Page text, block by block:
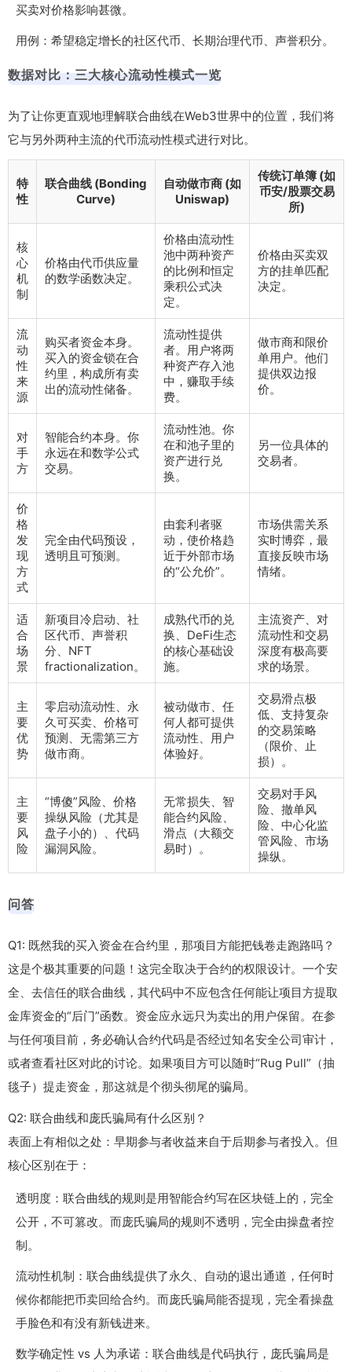
买卖对价格影响甚微。
用例：希望稳定增长的社区代币、长期治理代币、声誉积分。
数据对比：三大核心流动性模式一览
为了让你更直观地理解联合曲线在Web3世界中的位置，我们将
它与另外两种主流的代币流动性模式进行对比。
特
性
联合曲线 (Bonding
Curve)
自动做市商 (如
Uniswap)
传统订单簿 (如
币安/股票交易
所)
核
心
机
制
价格由代币供应量
的数学函数决定。
价格由流动性
池中两种资产
的比例和恒定
乘积公式决
定。
价格由买卖双
方的挂单匹配
决定。
流
动
性
来
源
购买者资金本身。
买入的资金锁在合
约里，构成所有卖
出的流动性储备。
流动性提供
者。用户将两
种资产存入池
中，赚取手续
费。
做市商和限价
单用户。他们
提供双边报
价。
对
手
方
智能合约本身。你
永远在和数学公式
交易。
流动性池。你
在和池子里的
资产进行兑
换。
另一位具体的
交易者。
价
格
发
现
方
式
完全由代码预设，
透明且可预测。
由套利者驱
动，使价格趋
近于外部市场
的“公允价”。
市场供需关系
实时博弈，最
直接反映市场
情绪。
适
合
场
景
新项目冷启动、社
区代币、声誉积
分、NFT
fractionalization。
成熟代币的兑
换、DeFi生态
的核心基础设
施。
主流资产、对
流动性和交易
深度有极高要
求的场景。
主
要
优
势
零启动流动性、永
久可买卖、价格可
预测、无需第三方
做市商。
被动做市、任
何人都可提供
流动性、用户
体验好。
交易滑点极
低、支持复杂
的交易策略
（限价、止
损）。
主
要
风
险
“博傻”风险、价格
操纵风险（尤其是
盘子小的）、代码
漏洞风险。
无常损失、智
能合约风险、
滑点（大额交
易时）。
交易对手风
险、撤单风
险、中心化监
管风险、市场
操纵。
问答
Q1: 既然我的买入资金在合约里，那项目方能把钱卷走跑路吗？
这是个极其重要的问题！这完全取决于合约的权限设计。一个安
全、去信任的联合曲线，其代码中不应包含任何能让项目方提取
金库资金的“后门”函数。资金应永远只为卖出的用户保留。在参
与任何项目前，务必确认合约代码是否经过知名安全公司审计，
或者查看社区对此的讨论。如果项目方可以随时“Rug Pull”（抽
毯子）提走资金，那这就是个彻头彻尾的骗局。
Q2: 联合曲线和庞氏骗局有什么区别？
表面上有相似之处：早期参与者收益来自于后期参与者投入。但
核心区别在于：
透明度：联合曲线的规则是用智能合约写在区块链上的，完全
公开，不可篡改。而庞氏骗局的规则不透明，完全由操盘者控
制。
流动性机制：联合曲线提供了永久、自动的退出通道，任何时
候你都能把币卖回给合约。而庞氏骗局能否提现，完全看操盘
手脸色和有没有新钱进来。
数学确定性 vs 人为承诺：联合曲线是代码执行，庞氏骗局是